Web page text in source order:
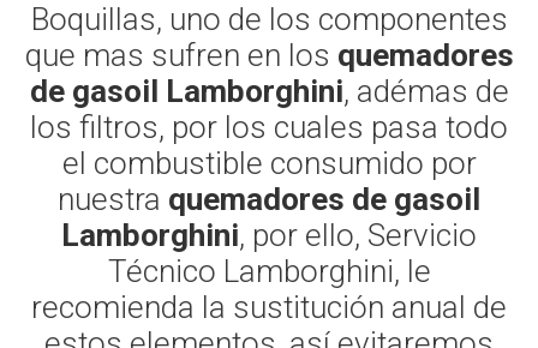
Boquillas, uno de los componentes
que mas sufren en los quemadores
de gasoil Lamborghini, adémas de
los filtros, por los cuales pasa todo
el combustible consumido por
nuestra quemadores de gasoil
Lamborghini, por ello, Servicio
Técnico Lamborghini, le
recomienda la sustitución anual de